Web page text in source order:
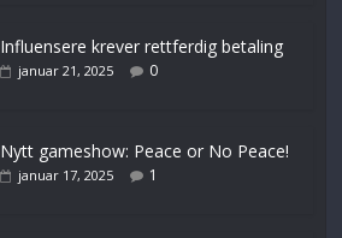
Influensere krever rettferdig betaling
januar 21, 2025 0
Nytt gameshow: Peace or No Peace!
januar 17, 2025 1